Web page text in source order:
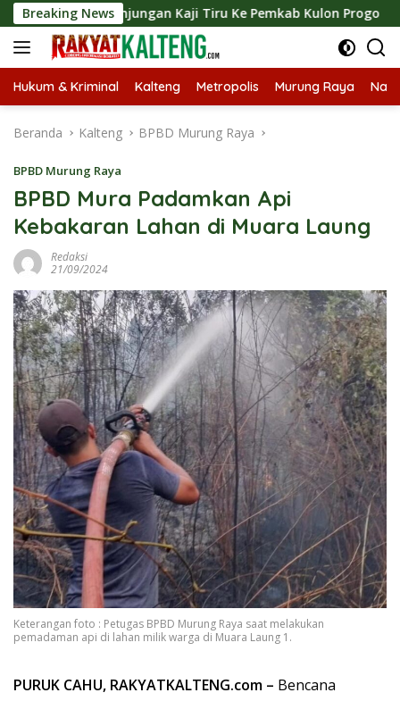
Langsung
ke
konten
Breaking News
Kunjungan Kaji Tiru Ke Pemkab Kulon Progo
Hukum & Kriminal Kalteng Metropolis Murung Raya
Beranda Kalteng BPBD Murung Raya
BPBD Murung Raya
BPBD Mura Padamkan Api
Kebakaran Lahan di Muara Laung
Redaksi
21/09/2024
Keterangan foto : Petugas BPBD Murung Raya saat melakukan
pemadaman api di lahan milik warga di Muara Laung 1.
PURUK CAHU, RAKYATKALTENG.com – Bencana